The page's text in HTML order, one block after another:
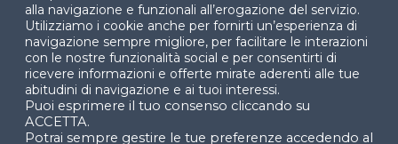
YouTube X
alla navigazione e funzionali all’erogazione del servizio.
Utilizziamo i cookie anche per fornirti un’esperienza di
navigazione sempre migliore, per facilitare le interazioni
con le nostre funzionalità social e per consentirti di
ricevere informazioni e offerte mirate aderenti alle tue
abitudini di navigazione e ai tuoi interessi.
Puoi esprimere il tuo consenso cliccando su
ACCETTA.
Potrai sempre gestire le tue preferenze accedendo al